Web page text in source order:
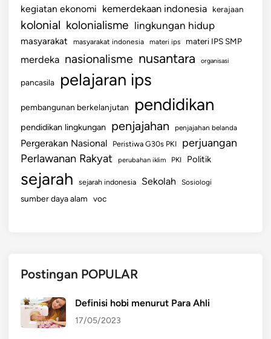
kegiatan ekonomi kemerdekaan indonesia kerajaan
kolonial kolonialisme lingkungan hidup
masyarakat masyarakat indonesia materi ips materi IPS SMP
merdeka nasionalisme nusantara organisasi
pancasila pelajaran ips
pembangunan berkelanjutan pendidikan
pendidikan lingkungan penjajahan penjajahan belanda
Pergerakan Nasional Peristiwa G30s PKI perjuangan
Perlawanan Rakyat perubahan iklim PKI Politik
sejarah sejarah indonesia Sekolah Sosiologi
sumber daya alam voc
Postingan POPULAR
Definisi hobi menurut Para Ahli
17/05/2023